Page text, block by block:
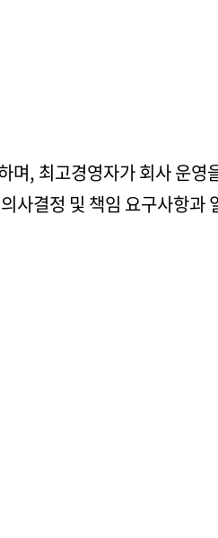
며, 최고경영자가 회사 운
사결정 및 책임 요구사항